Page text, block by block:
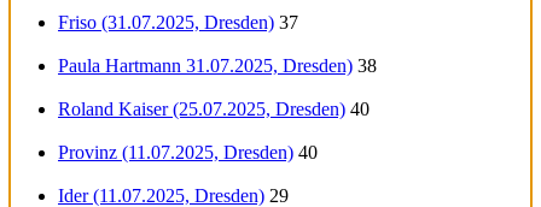
Friso (31.07.2025, Dresden) 37
Paula Hartmann 31.07.2025, Dresden) 38
Roland Kaiser (25.07.2025, Dresden) 40
Provinz (11.07.2025, Dresden) 40
Ider (11.07.2025, Dresden) 29